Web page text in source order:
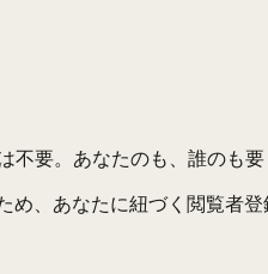
要。あなたのも、誰のも要
、あなたに紐づく閲覧者